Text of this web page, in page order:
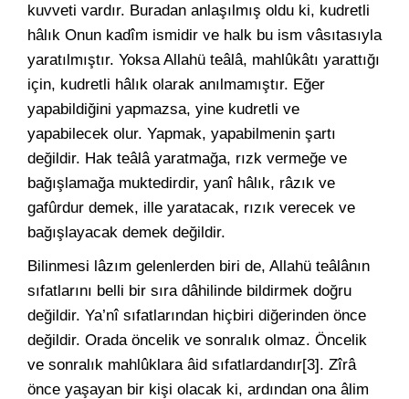
kuvveti vardır. Buradan anlaşılmış oldu ki, kudretli
hâlık Onun kadîm ismidir ve halk bu ism vâsıtasıyla
yaratılmıştır. Yoksa Allahü teâlâ, mahlûkâtı yarattığı
için, kudretli hâlık olarak anılmamıştır. Eğer
yapabildiğini yapmazsa, yine kudretli ve
yapabilecek olur. Yapmak, yapabilmenin şartı
değildir. Hak teâlâ yaratmağa, rızk vermeğe ve
bağışlamağa muktedirdir, yanî hâlık, râzık ve
gafûrdur demek, ille yaratacak, rızık verecek ve
bağışlayacak demek değildir.
Bilinmesi lâzım gelenlerden biri de, Allahü teâlânın
sıfatlarını belli bir sıra dâhilinde bildirmek doğru
değildir. Ya’nî sıfatlarından hiçbiri diğerinden önce
değildir. Orada öncelik ve sonralık olmaz. Öncelik
ve sonralık mahlûklara âid sıfatlardandır[3]. Zîrâ
önce yaşayan bir kişi olacak ki, ardından ona âlim